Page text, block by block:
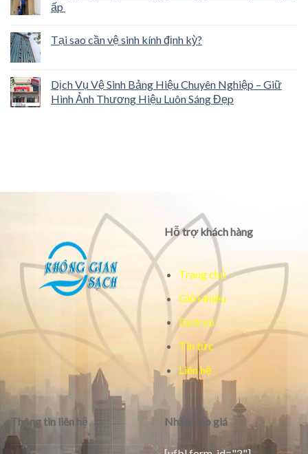
ấp
Tại sao cần vệ sinh kính định kỳ?
Dịch Vụ Vệ Sinh Bảng Hiệu Chuyên Nghiệp – Giữ
Hình Ảnh Thương Hiệu Luôn Sáng Đẹp
Hỗ trợ khách hàng
Trang chủ
Giới thiệu
Dịch vụ
Tin tức
Liên hệ
Thông tin liên hệ Nhận báo giá